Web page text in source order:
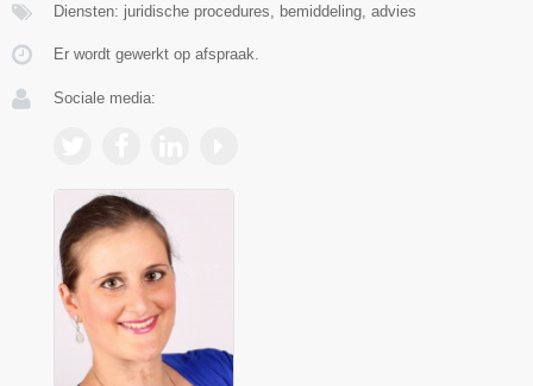
Diensten: juridische procedures, bemiddeling, advies
Er wordt gewerkt op afspraak.
Sociale media: